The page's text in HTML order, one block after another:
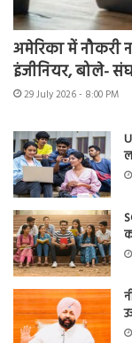
अमेरिका में नौकरी
इंजीनियर, बोले-
29 July 2026 - 8:00 PM